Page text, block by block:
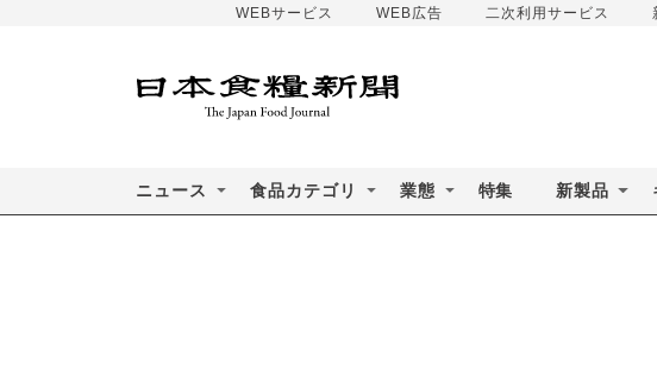
WEBサービス WEB広告 二次利用サービス
ニュース 食品カテゴリ 業態 特集 新製品